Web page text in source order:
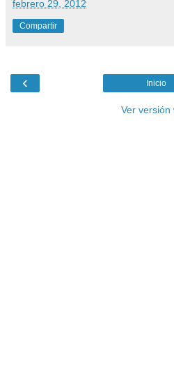
febrero 29, 2012
Compartir
‹ Inicio
Ver versión